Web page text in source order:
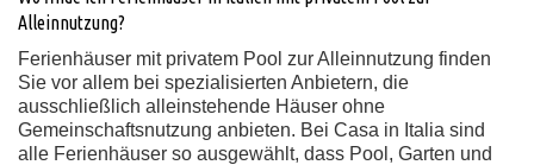
Alleinnutzung?
Ferienhäuser mit privatem Pool zur Alleinnutzung finden
Sie vor allem bei spezialisierten Anbietern, die
ausschließlich alleinstehende Häuser ohne
Gemeinschaftsnutzung anbieten. Bei Casa in Italia sind
alle Ferienhäuser so ausgewählt, dass Pool, Garten und